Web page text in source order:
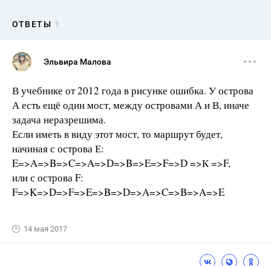
ОТВЕТЫ 1
Эльвира Малова
В учебнике от 2012 года в рисунке ошибка. У острова
А есть ещё один мост, между островами А и В, иначе
задача неразрешима.
Если иметь в виду этот мост, то маршрут будет,
начиная с острова Е:
E=>A=>B=>C=>A=>D=>B=>E=>F=>D =>К =>F,
или с острова F:
F=>K=>D=>F=>E=>B=>D=>A=>C=>B=>A=>E
14 мая 2017